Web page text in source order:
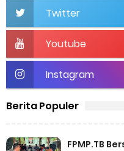
Twitter
Youtube
Instagram
Berita Populer
FPMP.TB